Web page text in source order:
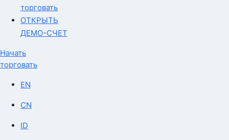
торговать
ОТКРЫТЬ
ДЕМО-СЧЕТ
Начать
торговать
EN
CN
ID